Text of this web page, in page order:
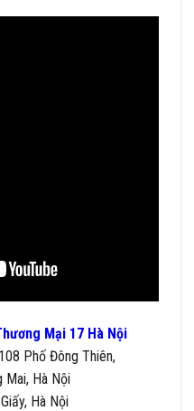
Mại 17 Hà Nội
Phố Đông Thiên,
Mai, Hà Nội
Hà Nội